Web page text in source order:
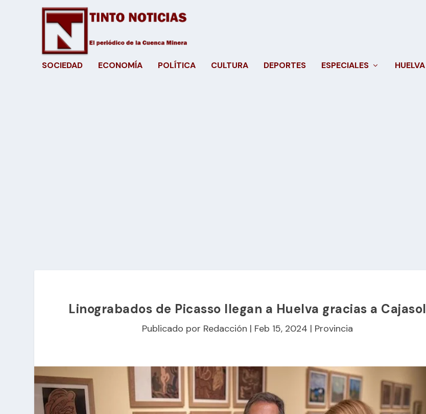
SOCIEDAD ECONOMÍA POLÍTICA CULTURA DEPORTES ESPECIALES HUELVA
Linograbados de Picasso llegan a Huelva gracias a Cajasol
Publicado por Redacción | Feb 15, 2024 | Provincia